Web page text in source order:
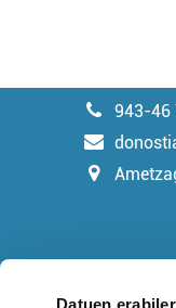
Datuen
943-46